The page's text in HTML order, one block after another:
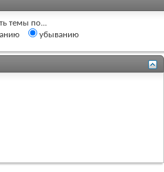
темы по...
убыванию